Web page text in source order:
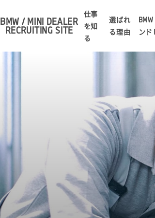
BMW / MINI DEALER
RECRUITING SITE
仕事
を知
る
選ばれ
る理由
ンド